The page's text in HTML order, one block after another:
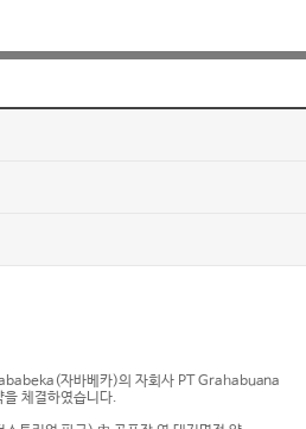
자바베카)의 자회사 PT Grahabuana
체결하였습니다.